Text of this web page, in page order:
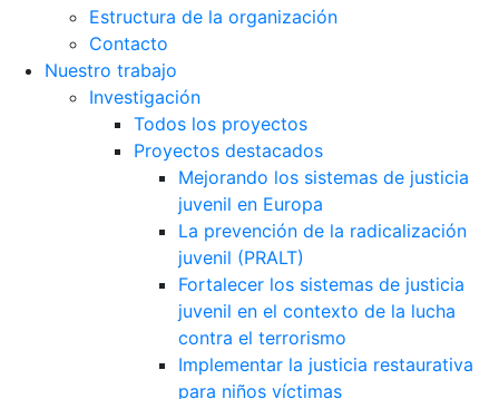
Estructura de la organización
Contacto
Nuestro trabajo
Investigación
Todos los proyectos
Proyectos destacados
Mejorando los sistemas de justicia
juvenil en Europa
La prevención de la radicalización
juvenil (PRALT)
Fortalecer los sistemas de justicia
juvenil en el contexto de la lucha
contra el terrorismo
Implementar la justicia restaurativa
para niños víctimas